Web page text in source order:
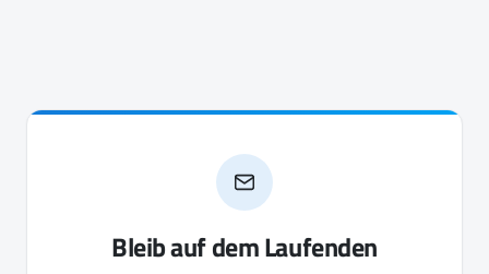
Bleib auf dem Laufenden